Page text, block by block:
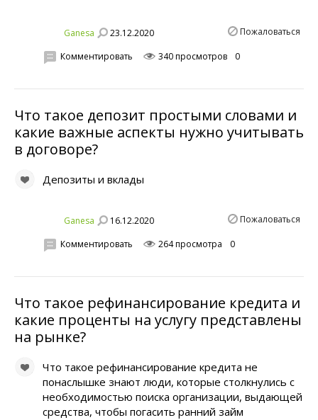
Ganesa 23.12.2020 Пожаловаться
Комментировать 340 просмотров 0
Что такое депозит простыми словами и
какие важные аспекты нужно учитывать
в договоре?
Депозиты и вклады
Ganesa 16.12.2020 Пожаловаться
Комментировать 264 просмотра 0
Что такое рефинансирование кредита и
какие проценты на услугу представлены
на рынке?
Что такое рефинансирование кредита не
понаслышке знают люди, которые столкнулись с
необходимостью поиска организации, выдающей
средства, чтобы погасить ранний займ